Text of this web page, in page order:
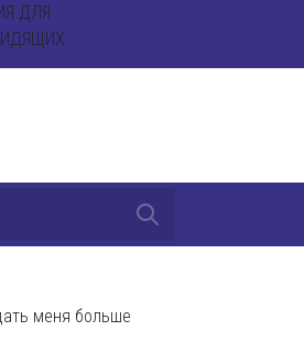
меня больше